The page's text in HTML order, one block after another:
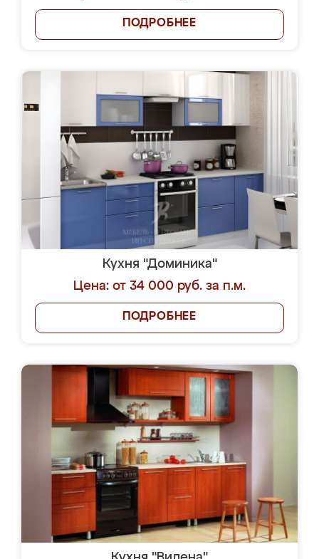
ПОДРОБНЕЕ
Кухня "Доминика"
Цена: от 34 000 руб. за п.м.
ПОДРОБНЕЕ